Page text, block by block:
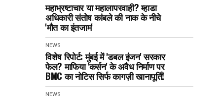
महाभ्रष्टाचार या महालापरवाही? म्हाडा
अधिकारी संतोष कांबले की नाक के नीचे
'मौत का इंतजाम'
NEWS
विशेष रिपोर्ट: मुंबई में 'डबल इंजन' सरकार
फेल? माफिया 'कर्सन' के अवैध निर्माण पर
BMC का नोटिस सिर्फ कागज़ी खानापूर्ति!
NEWS